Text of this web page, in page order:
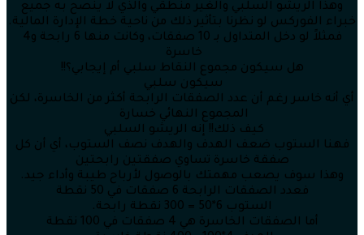
وهذا الريشو السلبي والغير منطقي والذي لا ينصح به جميع
خبراء الفوركس لو نظرنا بتأثير ذلك من ناحية خطة الإدارة المالية.
فمثلاً لو دخل المتداول بـ 10 صفقات، وكانت منها 6 رابحة و4
خاسرة
هل سيكون مجموع النقاط سلبي أم إيجابي؟!!
سيكون سلبي
أي أنه خاسر رغم أن عدد الصفقات الرابحة أكثر من الخاسرة، لكن
المجموع النهائي خسارة
كيف ذلك!! إنه الريشو السلبي
فهنا الستوب ضعف الهدف والهدف نصف الستوب، أي أن كل
صفقة خاسرة تساوي صفقتين رابحتين
وهذا سوف يصعب مهمتك بالوصول لأرباح طيبة وأداء جيد.
فعدد الصفقات الرابحة 6 صفقات في 50 نقطة
الستوب 6*50 = 300 نقطة رابحة.
أما الصفقات الخاسرة هي 4 صفقات في 100 نقطة